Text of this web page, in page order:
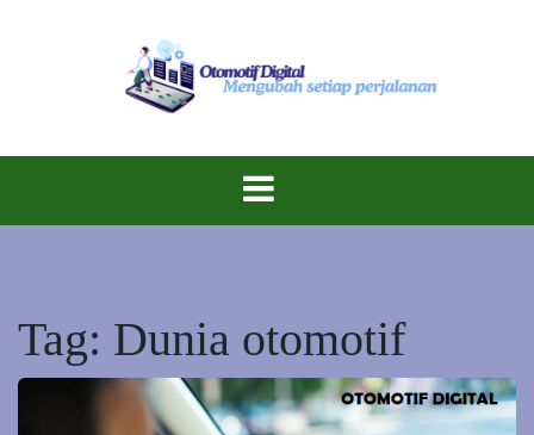
Otomotif
Digital
Tag: Dunia otomotif